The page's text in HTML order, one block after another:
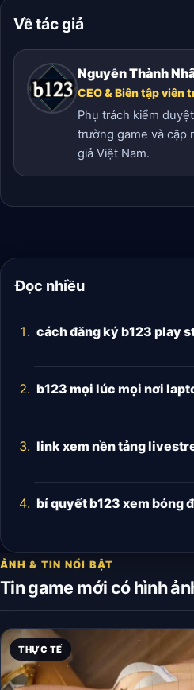
Về tác giả
Nguyễn Thành
CEO & Biên tập viên
Phụ trách kiểm
trường game và cập
giả Việt Nam.
Đọc nhiều
cách đăng ký b123 play
b123 mọi lúc mọi nơi
link xem nền tảng
bí quyết b123 xem bóng
ẢNH & TIN NỔI BẬT
Tin game mới có hình
THỰC TẾ